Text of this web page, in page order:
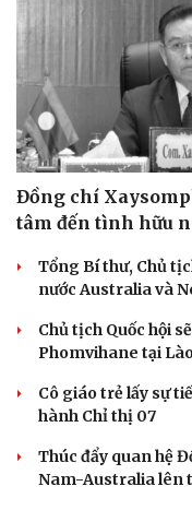
Đồng chí
tâm đến tình hữu
Tổng Bí thư, Chủ
nước Australia và
Chủ tịch Quốc hội
Phomvihane tại
Cô giáo trẻ lấy sự
hành Chỉ thị 07
Thúc đẩy quan hệ
Nam-Australia lên